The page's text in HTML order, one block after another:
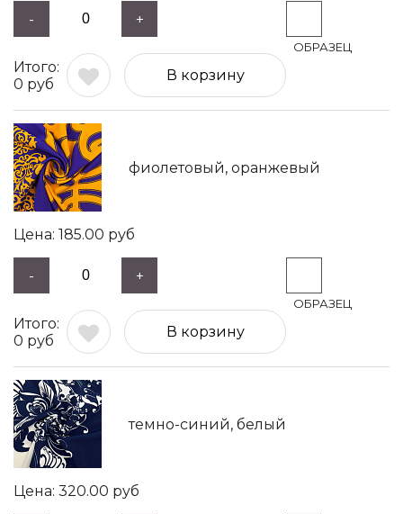
- +
0 руб
В корзину
фиолетовый, оранжевый
185.00 руб
- +
0 руб
В корзину
темно-синий, белый
320.00 руб